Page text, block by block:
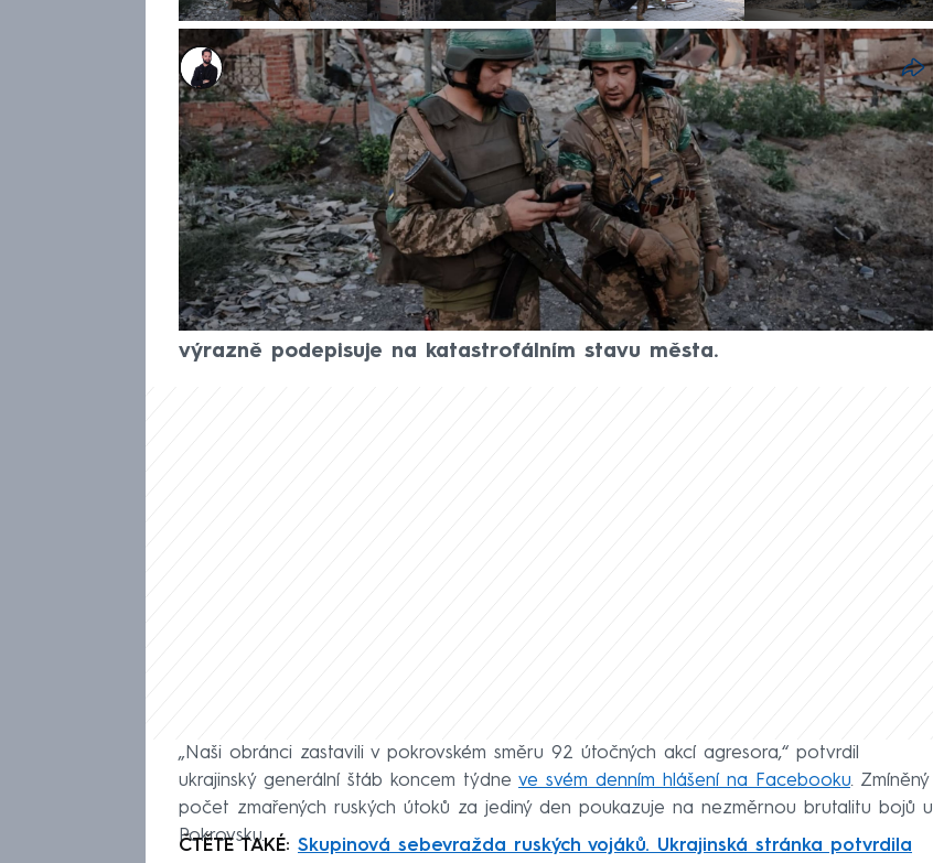
Marek Veselý
24. led 2026, 12:18
Nekončící vojenské střety v rozbombardovaných ulicích i zmrzlých
zákopech. Přesně tak vypadá bitva o Pokrovsk, která je od léta 2024
válečným epicentrem na Donbasu. Zmíněné doněcké město je zčásti
obklíčené ruskou armádou – ze severní i jižní strany. Přesto ukrajinští
obránci nadále drží pod kontrolou severní oblast Pokrovsku i únikový
západní sektor, přičemž působí okupantům těžké ztráty. Každý den v
tomto regionu dochází k vyšším desítkám vojenských střetů, což se
výrazně podepisuje na katastrofálním stavu města.
„Naši obránci zastavili v pokrovském směru 92 útočných akcí agresora,“ potvrdil
ukrajinský generální štáb koncem týdne ve svém denním hlášení na Facebooku. Zmíněný
počet zmařených ruských útoků za jediný den poukazuje na nezměrnou brutalitu bojů u
Pokrovsku.
ČTĚTE TAKÉ: Skupinová sebevražda ruských vojáků. Ukrajinská stránka potvrdila